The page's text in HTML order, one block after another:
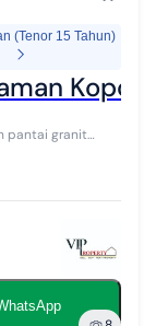
(Tenor 15 Tahun)
Kopo